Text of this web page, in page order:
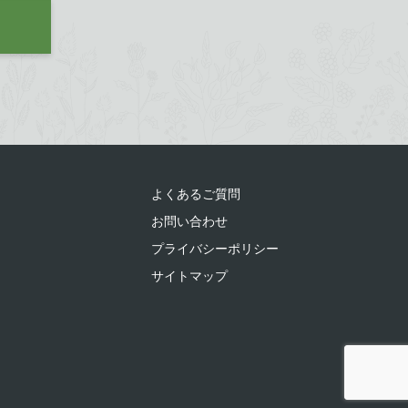
よくあるご質問
お問い合わせ
プライバシーポリシー
サイトマップ